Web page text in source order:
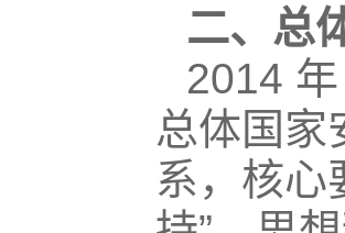
二、总
2014
总体国家
系，核心